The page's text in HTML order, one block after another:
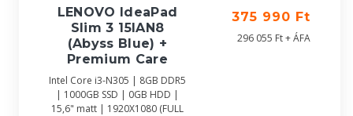
LENOVO IdeaPad
Slim 3 15IAN8
(Abyss Blue) +
Premium Care
Intel Core i3-N305 | 8GB DDR5
| 1000GB SSD | 0GB HDD |
15,6" matt | 1920X1080 (FULL
375 990 Ft
296 055 Ft + ÁFA